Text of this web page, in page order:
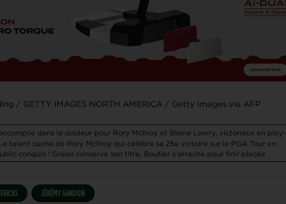
/ GETTY IMAGES NORTH AMERICA / Getty Images via AFP
dans la douleur pour Rory McIlroy et Shane Lowry, victorieux en play-
Le talent caché de Rory McIlroy qui célèbre sa 25e victoire sur le PGA Tour en
conquis ! Green conserve son titre, Boutier s’arrache pour finir placée
JÉRÉMY GANDON